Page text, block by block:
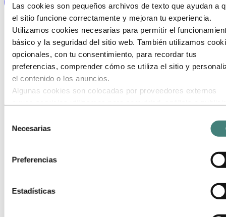
Las cookies son pequeños archivos de texto que ayudan a
el sitio funcione correctamente y mejoran tu experiencia.
Utilizamos cookies necesarias para permitir el
básico y la seguridad del sitio web. También utilizamos
opcionales, con tu consentimiento, para recordar tus
preferencias, comprender cómo se utiliza el sitio y
el contenido o los anuncios.
Algunas cookies son colocadas por proveedores externos
uso de nuestro sitio con otra información que les hayas
proporcionado o que hayan recopilado a través de tu uso de
servicios. El tercero listado como responsable de una
terceros es el Responsable del Tratamiento de los datos
consultar quiénes son estos terceros en la lista de cookies
Necesarias
Preferencias
Estadísticas